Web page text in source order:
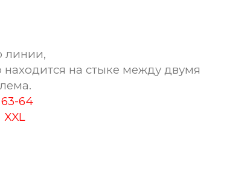
линии,
на стыке между двумя
63-64
XXL